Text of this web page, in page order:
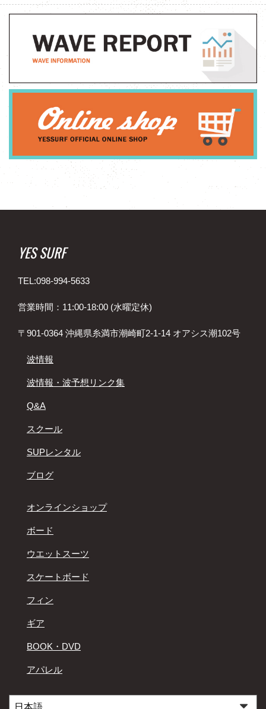
YES SURF
TEL:098-994-5633
営業時間：11:00-18:00 (水曜定休)
〒901-0364 沖縄県糸満市潮崎町2-1-14 オアシス潮102号
波情報
波情報・波予想リンク集
Q&A
スクール
SUPレンタル
ブログ
オンラインショップ
ボード
ウエットスーツ
スケートボード
フィン
ギア
BOOK・DVD
アパレル